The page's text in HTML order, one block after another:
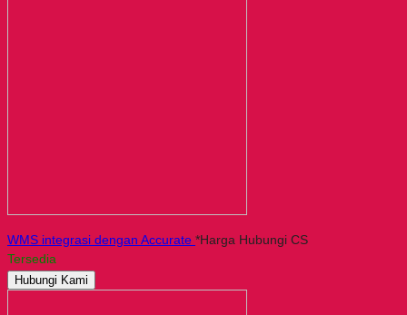
WMS integrasi dengan Accurate *Harga Hubungi CS
Tersedia
Hubungi Kami